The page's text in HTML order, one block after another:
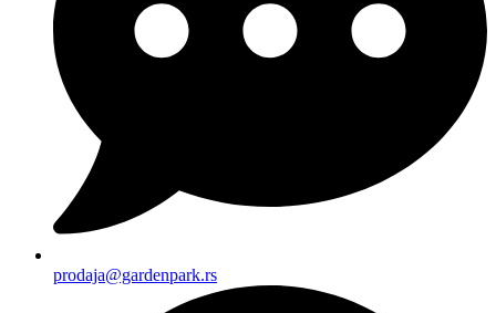
prodaja@gardenpark.rs